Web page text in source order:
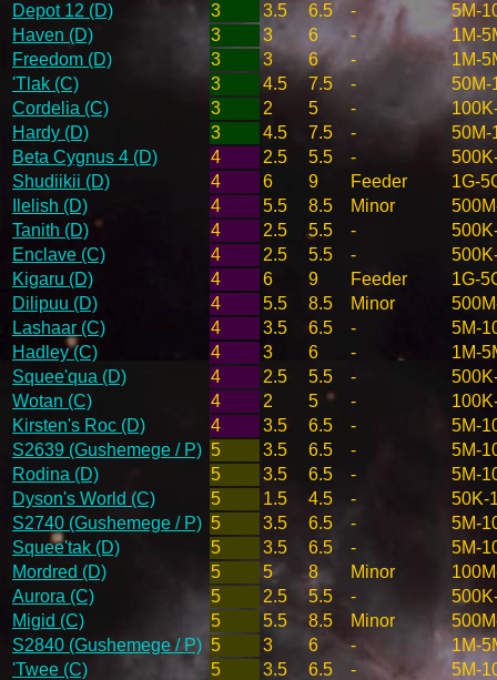
Depot 12 (D)
3 3.5 6.5 -
5M-
Haven (D)
3 3 6 -
1M-
Freedom (D)
3 3 6 -
1M-
'Tlak (C)
3 4.5 7.5 -
50M-
Cordelia (C)
3 2 5 -
Hardy (D)
3 4.5 7.5 -
50M-
Beta Cygnus 4 (D)
4 2.5 5.5 -
Shudiikii (D)
4 6 9 Feeder
1G-
Ilelish (D)
4 5.5 8.5 Minor
Tanith (D)
4 2.5 5.5 -
Enclave (C)
4 2.5 5.5 -
Kigaru (D)
4 6 9 Feeder
1G-
Dilipuu (D)
4 5.5 8.5 Minor
Lashaar (C)
4 3.5 6.5 -
5M-
Hadley (C)
4 3 6 -
1M-
Squee'qua (D)
4 2.5 5.5 -
Wotan (C)
4 2 5 -
Kirsten's Roc (D)
4 3.5 6.5 -
5M-
S2639 (Gushemege / P) 5 3.5 6.5 -
5M-
Rodina (D)
5 3.5 6.5 -
5M-
Dyson's World (C)
5 1.5 4.5 -
50K-
S2740 (Gushemege / P) 5 3.5 6.5 -
5M-
Squee'tak (D)
5 3.5 6.5 -
5M-
Mordred (D)
5 5 8 Minor
Aurora (C)
5 2.5 5.5 -
Migid (C)
5 5.5 8.5 Minor
S2840 (Gushemege / P) 5 3 6 -
1M-
'Twee (C)
5 3.5 6.5 -
5M-